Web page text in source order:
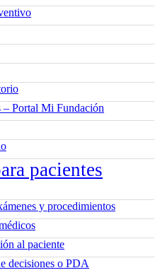
– Portal Mi Fundación
pacientes
y procedimientos
al paciente
decisiones o PDA